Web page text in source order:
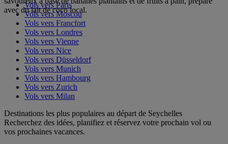
avec du lait de coco local.
Vols vers Paris
Vols vers Moscou
Vols vers Francfort
Vols vers Londres
Vols vers Vienne
Vols vers Nice
Vols vers Düsseldorf
Vols vers Munich
Vols vers Hambourg
Vols vers Zurich
Vols vers Milan
Destinations les plus populaires au départ de Seychelles
Recherchez des idées, planifiez et réservez votre prochain vol ou
vos prochaines vacances.